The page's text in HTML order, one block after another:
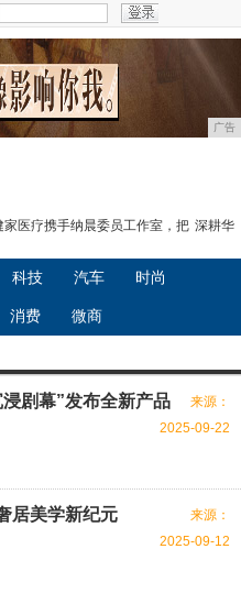
广告
家医疗携手纳晨委员工作室，把 深耕华
科技 汽车 时尚
消费 微商
剧幕”发布全新产品
来源：
2025-09-22
居美学新纪元
来源：
2025-09-12